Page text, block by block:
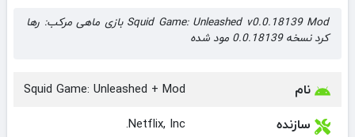
Squid Game: Unleashed v0.0.18139 Mod بازی ماهی مرکب: رها
کرد نسخه 0.0.18139 مود شده
نام Squid Game: Unleashed + Mod
سازنده Netflix, Inc.